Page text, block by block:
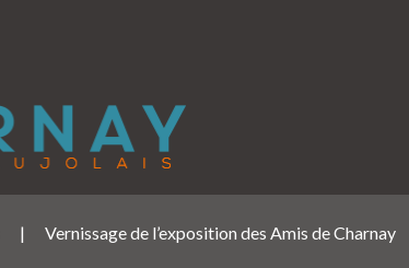
| Vernissage de l’exposition des Amis de Charnay